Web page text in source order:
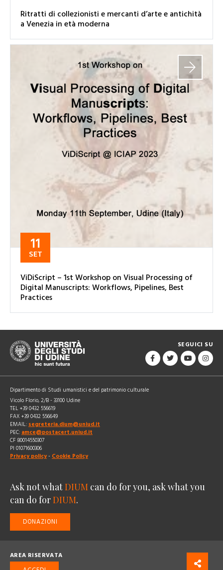
Ritratti di collezionisti e mercanti d’arte e antichità
a Venezia in età moderna
11
SET
ViDiScript – 1st Workshop on Visual Processing of
Digital Manuscripts: Workflows, Pipelines, Best
Practices
SEGUICI SU
Dipartimento di Studi umanistici e del patrimonio culturale
Vicolo Florio, 2/B - 33100 Udine
TEL +39 0432 556619
FAX +39 0432 556649
EMAIL: segreteria.dium@uniud.it
PEC: amce@postacert.uniud.it
CF 80014550307
PI 01071600306
Privacy policy - Cookie Policy
Ask not whatDIUM can do for you, ask what you
can do forDIUM.
DONAZIONI
AREA RISERVATA